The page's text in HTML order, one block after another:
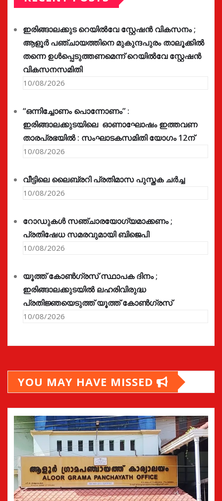
ഇരിങ്ങാലക്കുട റെയിൽവേ സ്റ്റേഷൻ വികസനം ;
ആളൂർ പഞ്ചായത്തിനെ മുകുന്ദപുരം താലൂക്കിൽ
തന്നെ ഉൾപ്പെടുത്തണമെന്ന് റെയിൽവേ സ്റ്റേഷൻ
വികസനസമിതി
10/08/2026
“ഒന്നിച്ചോണം പൊന്നോണം” :
ഇരിങ്ങാലക്കുടയിലെ ഓണാഘോഷം ഇത്തവണ
താരപ്രഭയിൽ : സംഘാടകസമിതി യോഗം 12ന്
10/08/2026
വീട്ടിലെ ലൈബ്രറി പ്രതിമാസ പുസ്തക ചർച്ച
10/08/2026
റോഡുകൾ സഞ്ചാരയോഗ്യമാക്കണം ;
പ്രതിഷേധ സമരവുമായി ബിജെപി
10/08/2026
യൂത്ത് കോൺഗ്രസ്‌ സ്ഥാപക ദിനം ;
ഇരിങ്ങാലക്കുടയിൽ ലഹരിവിരുദ്ധ
പ്രതിജ്ഞയെടുത്ത് യൂത്ത് കോൺഗ്രസ്
10/08/2026
YOU MAY HAVE MISSED